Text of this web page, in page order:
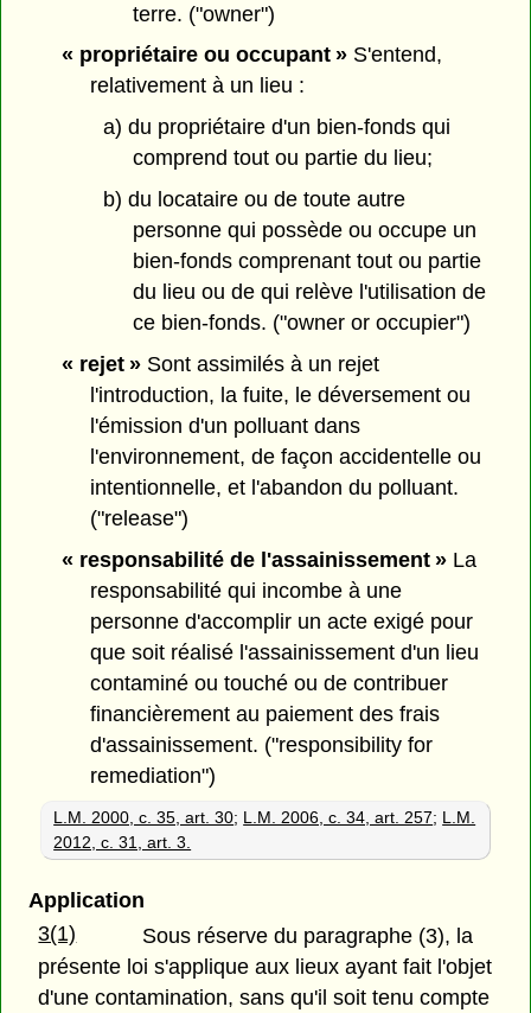
terre. ("owner")
« propriétaire ou occupant »S'entend,
relativement à un lieu :
a) du propriétaire d'un bien-fonds qui
comprend tout ou partie du lieu;
b) du locataire ou de toute autre
personne qui possède ou occupe un
bien-fonds comprenant tout ou partie
du lieu ou de qui relève l'utilisation de
ce bien-fonds. ("owner or occupier")
« rejet »Sont assimilés à un rejet
l'introduction, la fuite, le déversement ou
l'émission d'un polluant dans
l'environnement, de façon accidentelle ou
intentionnelle, et l'abandon du polluant.
("release")
« responsabilité de l'assainissement » La
responsabilité qui incombe à une
personne d'accomplir un acte exigé pour
que soit réalisé l'assainissement d'un lieu
contaminé ou touché ou de contribuer
financièrement au paiement des frais
d'assainissement. ("responsibility for
remediation")
L.M. 2000, c. 35, art. 30; L.M. 2006, c. 34, art. 257; L.M.
2012, c. 31, art. 3.
Application
3(1)
Sous réserve du paragraphe (3), la
présente loi s'applique aux lieux ayant fait l'objet
d'une contamination, sans qu'il soit tenu compte